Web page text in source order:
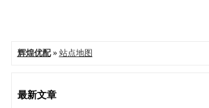
辉煌优配» 站点地图
最新文章